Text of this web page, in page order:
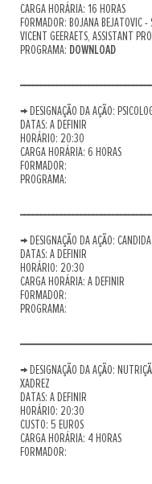
CARGA HORÁRIA: 16 HORAS
FORMADOR: BOJANA BEJATOVIC -
VICENT GEERAETS, ASSISTANT
PROGRAMA: DOWNLOAD
→ DESIGNAÇÃO DA AÇÃO:
DATAS: A DEFINIR
HORÁRIO: 20:30
CARGA HORÁRIA: 6 HORAS
FORMADOR:
PROGRAMA:
→ DESIGNAÇÃO DA AÇÃO:
DATAS: A DEFINIR
HORÁRIO: 20:30
CARGA HORÁRIA: A DEFINIR
FORMADOR:
PROGRAMA:
→ DESIGNAÇÃO DA AÇÃO:
XADREZ
DATAS: A DEFINIR
HORÁRIO: 20:30
CUSTO: 5 EUROS
CARGA HORÁRIA: 4 HORAS
FORMADOR: